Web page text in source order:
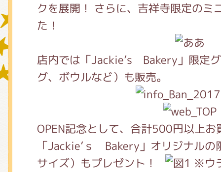
クを展開！ さらに、吉祥寺限定のミ
た！
店内では「Jackie’s Bakery」限定
グ、ボウルなど）も販売。
OPEN記念として、合計500円以上お
「Jackie’ｓ Bakery」オリジナル
サイズ）もプレゼント！
※ウ
ミュージカル・コンサート
おたのしみコンテンツ(クイズ・
くまのがっこう しょくいんしつ